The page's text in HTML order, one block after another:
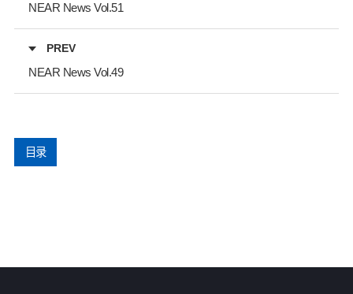
NEAR News Vol.51
PREV
NEAR News Vol.49
目录